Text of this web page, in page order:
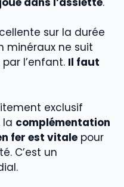
sur la durée
minéraux ne suit
l’enfant. Il faut
exclusif
la complémentation
fer est vitale pour
C’est un